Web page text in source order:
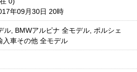
年09月30日 20時
ル, BMWアルピナ 全モデル, ポルシェ
入車その他 全モデル